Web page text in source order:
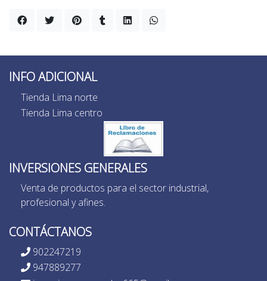
INFO ADICIONAL
Tienda Lima norte
Tienda Lima centro
INVERSIONES GENERALES
Venta de productos para el sector industrial,
profesional y afines.
CONTÁCTANOS
902247219
947889277